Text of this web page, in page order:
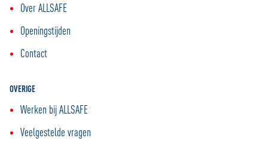
Over ALLSAFE
Openingstijden
Contact
OVERIGE
Werken bij ALLSAFE
Veelgestelde vragen